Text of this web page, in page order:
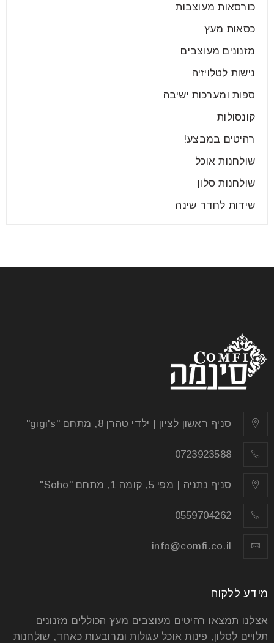
עץ הוא ללא ספק חומר הגלם השכיח ביותר והפופולארי
ביותר בעולם הרהיטים ולא לחינם. העץ מציע לנו את
ישנם מעט מאוד דברים שמלווים אותנו למשך עשורים
שלמים. את הבגדים אנחנו מחליפים כל כמה חודשים או
ניקוי רהיטים מעץ
כורסאות מעוצבות
כסאות מעץ
מזנונים מעוצבים
נישות לטלויזיה
ספות ומערכות ישיבה
קונסולות
רהיטים במבצע!
שולחנות אוכל
שולחנות סלון
שידות לחדר שינה
סניף ראשון לציון | ילדי טהרן 8, מתחם "gigi's"
0723923588
סניף נתניה | מפי 5, קומה 1, מתחם "Soho"
0559704262
info@comfi.co.il
מידע ללקוח
אצלנו תמצאו רהיטים מעוצבים מעץ הכוללים מזנונים
תלויים לסלון, פינות אוכל עגולות ומרובעות כאחד, שולחנות